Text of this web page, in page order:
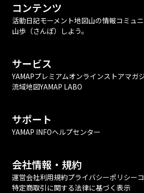
コンテンツ
活動日記モーメント地図山の情報コミュ
山歩（さんぽ）しよう。
サービス
YAMAPプレミアムオンラインストアマガ
流域地図YAMAP LABO
サポート
YAMAP INFOヘルプセンター
会社情報・規約
運営会社利用規約プライバシーポリシー
特定商取引に関する法律に基づく表示